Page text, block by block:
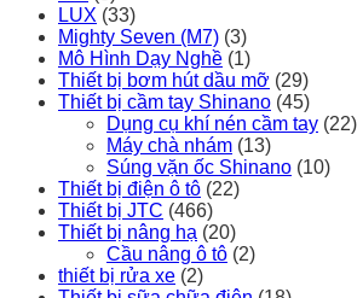
LUX (33)
Mighty Seven (M7) (3)
Mô Hình Dạy Nghề (1)
Thiết bị bơm hút dầu mỡ (29)
Thiết bị cầm tay Shinano (45)
Dụng cụ khí nén cầm tay (22)
Máy chà nhám (13)
Súng vặn ốc Shinano (10)
Thiết bị điện ô tô (22)
Thiết bị JTC (466)
Thiết bị nâng hạ (20)
Cầu nâng ô tô (2)
thiết bị rửa xe (2)